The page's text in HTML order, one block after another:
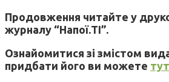
Продовження читайте у
журналу “Напої.ТІ”.
Ознайомитися зі змістом
придбати його ви можете тут